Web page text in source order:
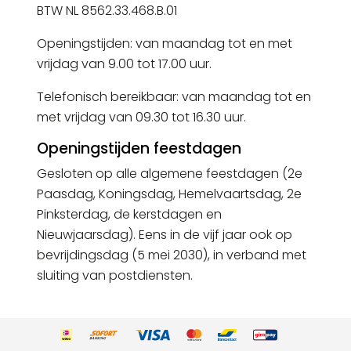
BTW NL 8562.33.468.B.01
Openingstijden: van maandag tot en met
vrijdag van 9.00 tot 17.00 uur.
Telefonisch bereikbaar: van maandag tot en
met vrijdag van 09.30 tot 16.30 uur.
Openingstijden feestdagen
Gesloten op alle algemene feestdagen (2e
Paasdag, Koningsdag, Hemelvaartsdag, 2e
Pinksterdag, de kerstdagen en
Nieuwjaarsdag). Eens in de vijf jaar ook op
bevrijdingsdag (5 mei 2030), in verband met
sluiting van postdiensten.